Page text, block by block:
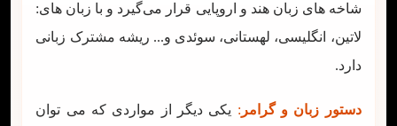
شاخه های زبان هند و اروپایی قرار می‌گیرد و با زبان های:
لاتین، انگلیسی، لهستانی، سوئدی و... ریشه مشترک زبانی
دارد.
دستور زبان و گرامر : یکی دیگر از مواردی که می توان